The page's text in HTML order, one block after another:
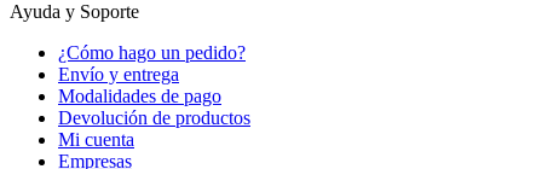
Ayuda y Soporte
¿Cómo hago un pedido?
Envío y entrega
Modalidades de pago
Devolución de productos
Mi cuenta
Empresas